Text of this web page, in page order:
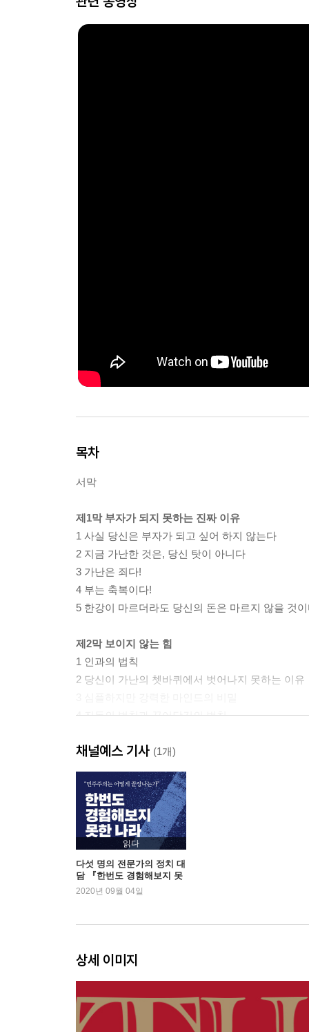
목차
서막
제1막 부자가 되지 못하는 진짜 이유
1 사실 당신은 부자가 되고 싶어 하지 않는다
2 지금 가난한 것은, 당신 탓이 아니다
3 가난은 죄다!
4 부는 축복이다!
5 한강이 마르더라도 당신의 돈은 마르지 않을 것
제2막 보이지 않는 힘
1 인과의 법칙
2 당신이 가난의 쳇바퀴에서 벗어나지 못하는 이유
4 진동의 법칙과 끌어당김의 법칙
6 당신의 부에 축복을 보냅니다
7 당신은 충만하게 행복할 권리가 있다
제3막 행복한 부자로 가는 심플하지만 확실한 17
Law 1 원하는 돈의 액수를 명확하게 정한다
Law 2 눈앞에 있는 현실처럼 생생하게 상상하라
Law 3 감사할수록 감사한 일이 더 많아진다
Law 4 나에게 힘을 주는 어메이징 선언문을 만들자
Law 5 불가능도 가능으로 만드는 기적의 ‘1,000번
Law 9 돈은 부르면 온다
Law 10 ‘얻는 것’에서 ‘주는 것’으로 전환하라
Law 11 비우지 않으면 채울 수 없다
Law 12 No! 가난한 정보를 거부하라!
채널예스 기사 (1개)
읽다
다섯 명의 전문가의 정치 대
담 『한번도 경험해보지 못
한 나라』 2주 연속 1위
2020년 09월 04일
상세 이미지